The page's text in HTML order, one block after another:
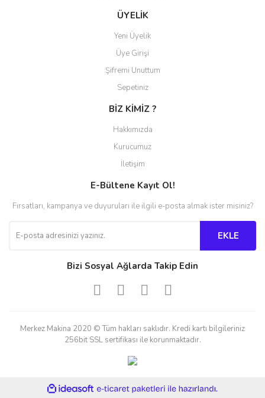
Gönder
ÜYELİK
Yeni Üyelik
Üye Girişi
Şifremi Unuttum
Sepetiniz
BİZ KİMİZ ?
Hakkımızda
Kurucumuz
İletişim
E-Bültene Kayıt Ol!
Fırsatları, kampanya ve duyuruları ile ilgili e-posta almak ister misiniz?
EKLE
Bizi Sosyal Ağlarda Takip Edin
Merkez Makina 2020 © Tüm hakları saklıdır. Kredi kartı bilgileriniz
256bit SSL sertifikası ile korunmaktadır.
ideasoft
e-